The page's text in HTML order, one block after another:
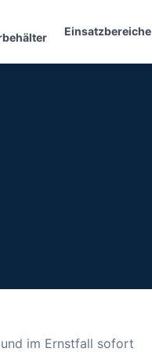
Einsatzbereiche
im Ernstfall sofort